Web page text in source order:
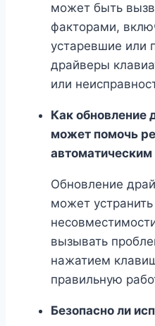
может быть
факторами,
устаревшие или
драйверы
или
Как обновление
может помочь
Обновление
может
вызывать
нажатием
правильную
Безопасно ли